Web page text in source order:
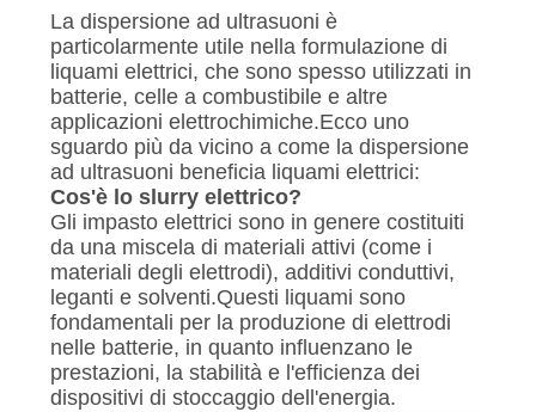
SITO
POLITICA
SULLA
PRIVACY
La dispersione ad ultrasuoni è
particolarmente utile nella formulazione di
liquami elettrici, che sono spesso utilizzati in
batterie, celle a combustibile e altre
applicazioni elettrochimiche.Ecco uno
sguardo più da vicino a come la dispersione
ad ultrasuoni beneficia liquami elettrici:
Cos'è lo slurry elettrico?
Gli impasto elettrici sono in genere costituiti
da una miscela di materiali attivi (come i
materiali degli elettrodi), additivi conduttivi,
leganti e solventi.Questi liquami sono
fondamentali per la produzione di elettrodi
nelle batterie, in quanto influenzano le
prestazioni, la stabilità e l'efficienza dei
dispositivi di stoccaggio dell'energia.